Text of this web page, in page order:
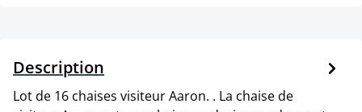
Description
Lot de 16 chaises visiteur Aaron. . La chaise de